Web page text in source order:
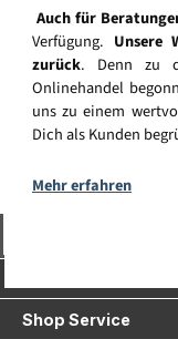
Auch für
Verfügung. Unsere
zurück. Denn zu
Onlinehandel
uns zu einem
Dich als Kunden
Mehr erfahren
Shop Service